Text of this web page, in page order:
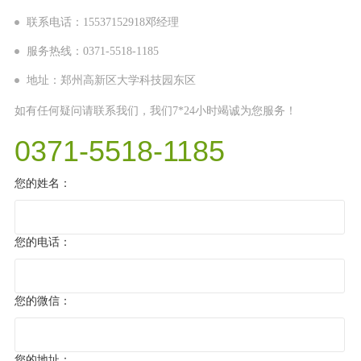
联系电话：15537152918邓经理
服务热线：0371-5518-1185
地址：郑州高新区大学科技园东区
如有任何疑问请联系我们，我们7*24小时竭诚为您服务！
0371-5518-1185
您的姓名：
您的电话：
您的微信：